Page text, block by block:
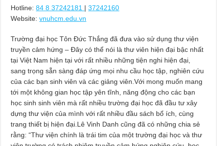
Hotline: 84 8 37242181 |37242160
Website:vnuhcm.edu.vn
Trường đại học Tôn Đức Thắng đã đưa vào sử dụng thư viện
truyền cảm hứng – Đây có thể nói là thư viên hiện đại bậc nhất
tại Việt Nam hiện tại với rất nhiều những tiện nghi hiện đại,
sang trọng sẵn sàng đáp ứng mọi nhu cầu học tập, nghiên cứu
của các bạn sinh viên và các giảng viên.Với mong muốn mang
tới một không gian học tập yên tĩnh, năng động cho các bạn
học sinh sinh viên mà rất nhiều trường đại học đã đầu tư xây
dựng thư viện của mình với rất nhiều đầu sách bổ ích, cùng
trang thiết bị hiện đại.Lê Vinh Danh cũng đã có những chia sẻ
rằng: “Thư viện chính là trái tim của một trường đại học và thư